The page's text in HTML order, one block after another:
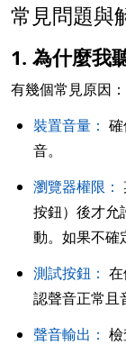
常見問題與
1. 為什麼我
有幾個常見原因：
裝置音量：
音。
瀏覽器權限：
按鈕）後才允
動。如果不確
測試按鈕：
認聲音正常且
聲音輸出：